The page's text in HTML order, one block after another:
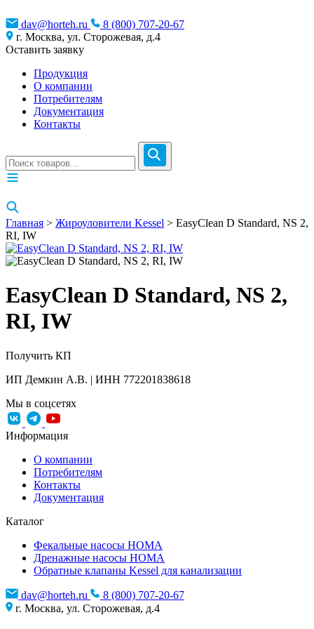
dav@horteh.ru
8 (800) 707-20-67
г. Москва, ул. Сторожевая, д.4
Оставить заявку
Продукция
О компании
Потребителям
Документация
Контакты
Главная > Жироуловители Kessel > EasyClean D Standard, NS 2,
RI, IW
EasyClean D Standard, NS 2,
RI, IW
Получить КП
ИП Демкин А.В. | ИНН 772201838618
Мы в соцсетях
Информация
О компании
Потребителям
Контакты
Документация
Каталог
Фекальные насосы HOMA
Дренажные насосы HOMA
Обратные клапаны Kessel для канализации
dav@horteh.ru
8 (800) 707-20-67
г. Москва, ул. Сторожевая, д.4